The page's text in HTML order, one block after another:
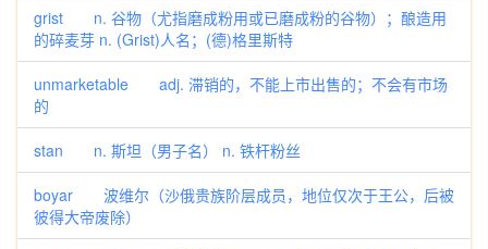
grist n. 谷物（尤指磨成粉用或已磨成粉的谷物）；酿造用
的碎麦芽 n. (Grist)人名；(德)格里斯特
unmarketable adj. 滞销的，不能上市出售的；不会有市场
的
stan n. 斯坦（男子名） n. 铁杆粉丝
boyar 波维尔（沙俄贵族阶层成员，地位仅次于王公，后被
彼得大帝废除）